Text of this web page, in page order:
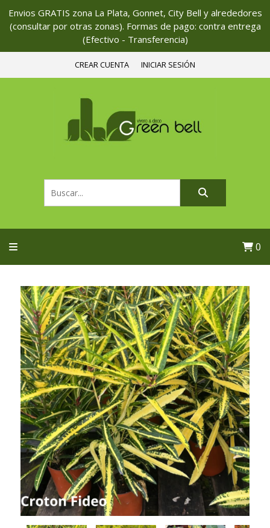
Envios GRATIS zona La Plata, Gonnet, City Bell y alrededores
(consultar por otras zonas). Formas de pago: contra entrega
(Efectivo - Transferencia)
CREAR CUENTA INICIAR SESIÓN
0